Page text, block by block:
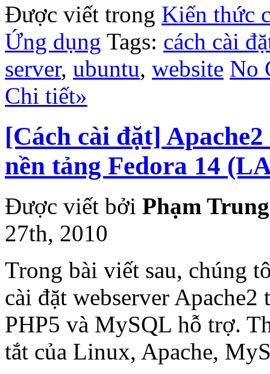
Được viết trong Kiến thức
Ứng dụng Tags: cách cài
server, ubuntu, website No
Chi tiết»
[Cách cài đặt]
nền tảng Fedora 14
Được viết bởi Phạm
27th, 2010
Trong bài viết sau, chúng
cài đặt webserver
PHP5 và MySQL hỗ trợ.
tắt của Linux, Apache,